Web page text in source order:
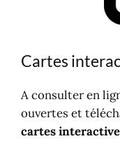
Cartes
A consulter en
ouvertes et
cartes